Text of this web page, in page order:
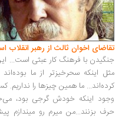
تقاضای اخوان ثالث از رهبر انقلاب
جنگیدن با فرهنگ کار عبثی است... این
مثل اینکه سحرخیزتر از ما
کرده‌اند... ما همین چیزها را نداریم.
وجود اینکه خودش گرجی بود،
حرف بزنند...من میرم رو میندازم